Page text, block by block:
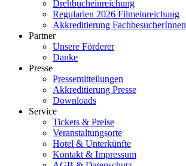
Drehbucheinreichung
Regularien 2026 Filmeinreichung
Akkreditierung FachbesucherInnen
Partner
Unsere Förderer
Danke
Presse
Pressemitteilungen
Akkreditierung Presse
Downloads
Service
Tickets & Preise
Veranstaltungsorte
Hotel & Unterkünfte
Kontakt & Impressum